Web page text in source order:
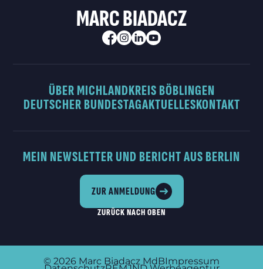
MARC BIADACZ
ÜBER MICHLANDKREIS BÖBLINGEN
DEUTSCHER BUNDESTAGAKTUELLESKONTAKT
MEIN NEWSLETTER UND BERICHT AUS BERLIN
ZUR ANMELDUNG
ZURÜCK NACH OBEN
© 2026 Marc Biadacz MdBImpressum